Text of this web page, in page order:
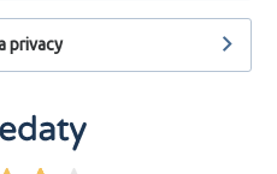
privacy